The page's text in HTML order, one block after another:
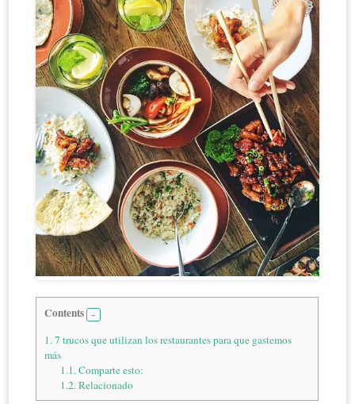
Contents
1.7 trucos que utilizan los restaurantes para que gastemos
más
1.1.Comparte esto:
1.2.Relacionado